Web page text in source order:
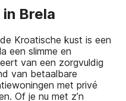
Brela
Kroatische kust is een
een slimme en
van een zorgvuldig
van betaalbare
met privé
Of je nu met z’n